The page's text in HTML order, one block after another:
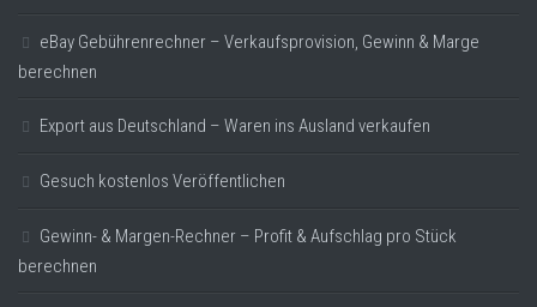
eBay Gebührenrechner – Verkaufsprovision, Gewinn & Marge
berechnen
Export aus Deutschland – Waren ins Ausland verkaufen
Gesuch kostenlos Veröffentlichen
Gewinn- & Margen-Rechner – Profit & Aufschlag pro Stück
berechnen